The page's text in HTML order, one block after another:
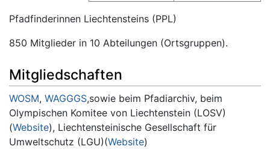
Pfadfinderinnen Liechtensteins (PPL)
850 Mitglieder in 10 Abteilungen (Ortsgruppen).
Mitgliedschaften
WOSM, WAGGGS,sowie beim Pfadiarchiv, beim
Olympischen Komitee von Liechtenstein (LOSV)
(Website), Liechtensteinische Gesellschaft für
Umweltschutz (LGU)(Website)